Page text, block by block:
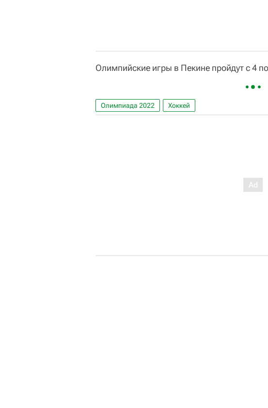
Олимпийские игры в Пекине пройдут с 4
Олимпиада 2022 Хоккей